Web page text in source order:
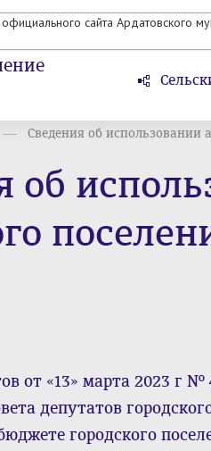
сайта Ардатовского
Сведения об использовании
об
от «13» марта 2023 г №
депутатов
городского